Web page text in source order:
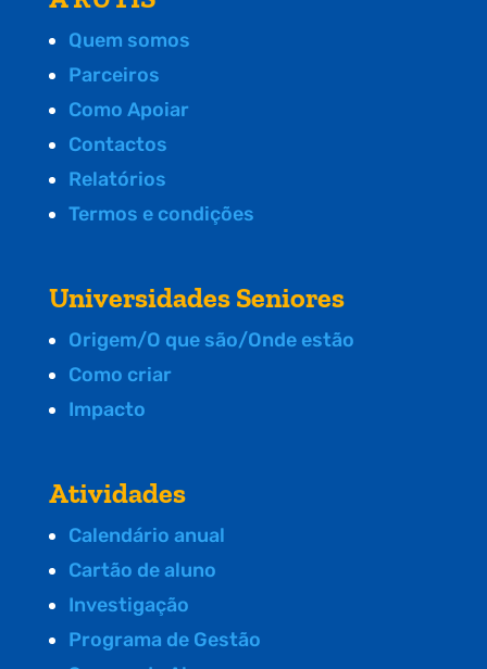
Quem somos
Parceiros
Como Apoiar
Contactos
Relatórios
Termos e condições
Universidades Seniores
Origem/O que são/Onde estão
Como criar
Impacto
Atividades
Calendário anual
Cartão de aluno
Investigação
Programa de Gestão